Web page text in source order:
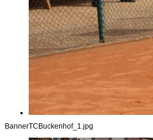
TCBuckenhof_1.jpg
Banner